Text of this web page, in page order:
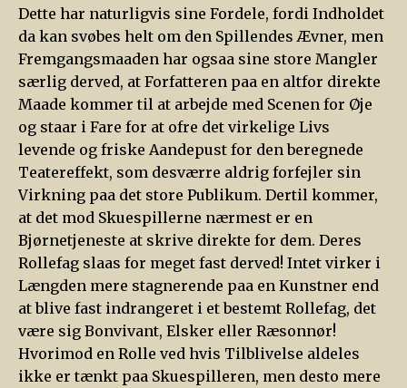
Dette har naturligvis sine Fordele, fordi Indholdet
da kan svøbes helt om den Spillendes Ævner, men
Fremgangsmaaden har ogsaa sine store Mangler
særlig derved, at Forfatteren paa en altfor direkte
Maade kommer til at arbejde med Scenen for Øje
og staar i Fare for at ofre det virkelige Livs
levende og friske Aandepust for den beregnede
Teatereffekt, som desværre aldrig forfejler sin
Virkning paa det store Publikum. Dertil kommer,
at det mod Skuespillerne nærmest er en
Bjørnetjeneste at skrive direkte for dem. Deres
Rollefag slaas for meget fast derved! Intet virker i
Længden mere stagnerende paa en Kunstner end
at blive fast indrangeret i et bestemt Rollefag, det
være sig Bonvivant, Elsker eller Ræsonnør!
Hvorimod en Rolle ved hvis Tilblivelse aldeles
ikke er tænkt paa Skuespilleren, men desto mere